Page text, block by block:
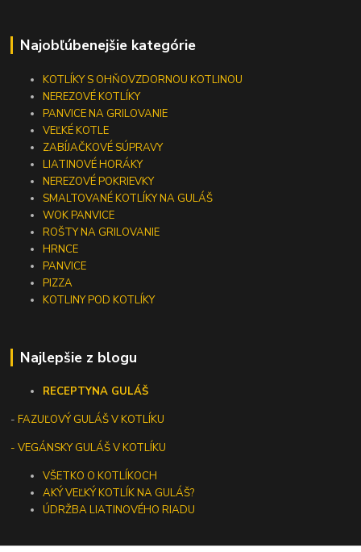
Najobľúbenejšie kategórie
KOTLÍKY S OHŇOVZDORNOU KOTLINOU
NEREZOVÉ KOTLÍKY
PANVICE NA GRILOVANIE
VEĽKÉ KOTLE
ZABÍJAČKOVÉ SÚPRAVY
LIATINOVÉ HORÁKY
NEREZOVÉ POKRIEVKY
SMALTOVANÉ KOTLÍKY NA GULÁŠ
WOK PANVICE
ROŠTY NA GRILOVANIE
HRNCE
PANVICE
PIZZA
KOTLINY POD KOTLÍKY
Najlepšie z blogu
RECEPTYNA GULÁŠ
-FAZUĽOVÝ GULÁŠ V KOTLÍKU
- VEGÁNSKY GULÁŠ V KOTLÍKU
VŠETKO O KOTLÍKOCH
AKÝ VEĽKÝ KOTLÍK NA GULÁŠ?
ÚDRŽBA LIATINOVÉHO RIADU